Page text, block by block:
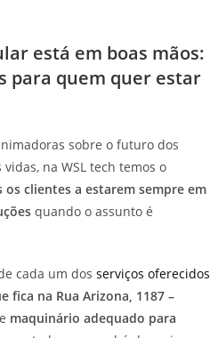
está em boas mãos:
para quem quer estar
sobre o futuro dos
na WSL tech temos o
clientes a estarem sempre em
quando o assunto é
cada um dos serviços oferecidos
fica na Rua Arizona, 1187 –
maquinário adequado para